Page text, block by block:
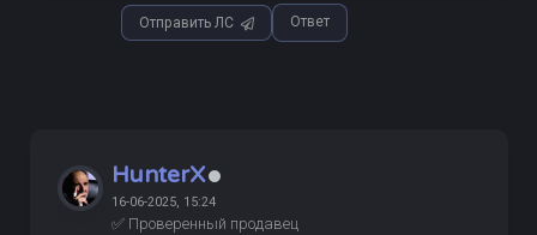
Отправить ЛС Ответ
HunterX
16-06-2025, 15:24
✅ Проверенный продавец